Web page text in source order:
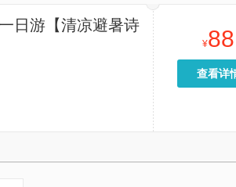
日游【清凉避暑诗
¥88
查看详